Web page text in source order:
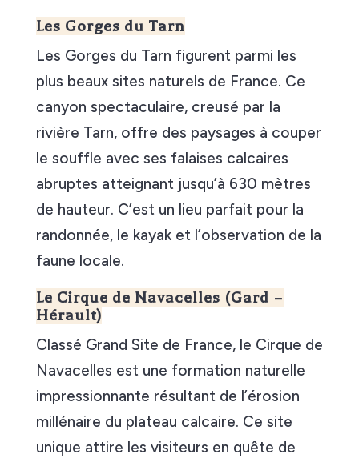
Les Gorges du Tarn
Les Gorges du Tarn figurent parmi les
plus beaux sites naturels de France. Ce
canyon spectaculaire, creusé par la
rivière Tarn, offre des paysages à couper
le souffle avec ses falaises calcaires
abruptes atteignant jusqu’à 630 mètres
de hauteur. C’est un lieu parfait pour la
randonnée, le kayak et l’observation de la
faune locale.
Le Cirque de Navacelles (Gard –
Hérault)
Classé Grand Site de France, le Cirque de
Navacelles est une formation naturelle
impressionnante résultant de l’érosion
millénaire du plateau calcaire. Ce site
unique attire les visiteurs en quête de